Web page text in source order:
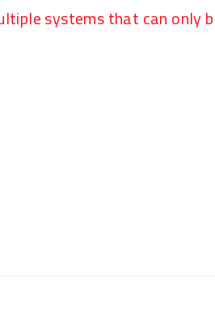
systems that can only